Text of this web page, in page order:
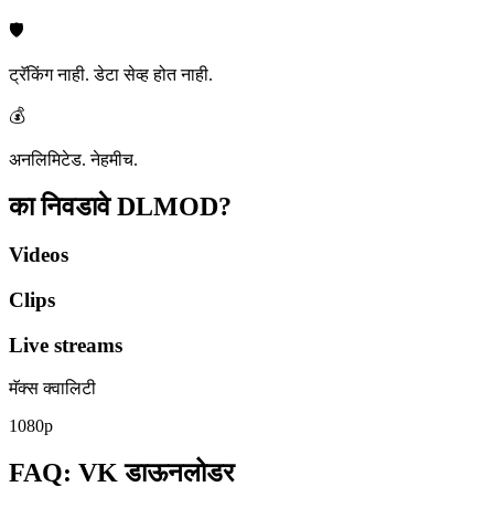
🛡️
ट्रॅकिंग नाही. डेटा सेव्ह होत नाही.
💰
अनलिमिटेड. नेहमीच.
का निवडावे DLMOD?
Videos
Clips
Live streams
मॅक्स क्वालिटी
1080p
FAQ: VK डाऊनलोडर